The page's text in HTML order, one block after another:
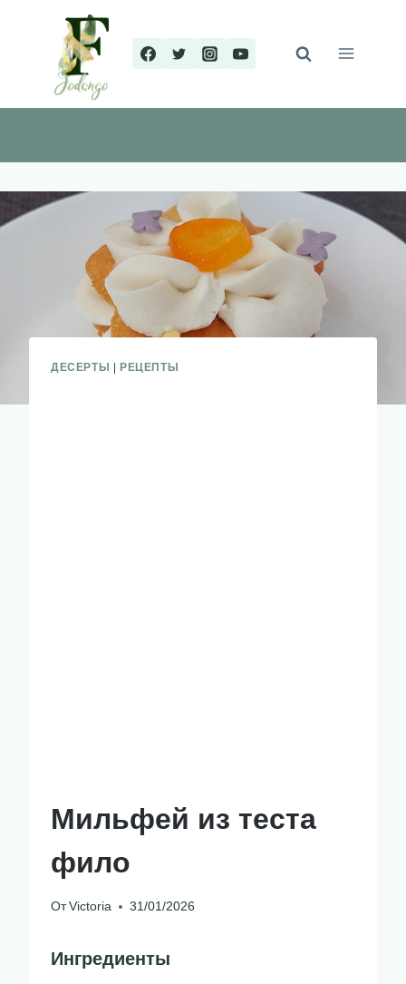
содержимому
ДЕСЕРТЫ РЕЦЕПТЫ
Мильфей из теста
фило
От Victoria 31/01/2026
Ингредиенты